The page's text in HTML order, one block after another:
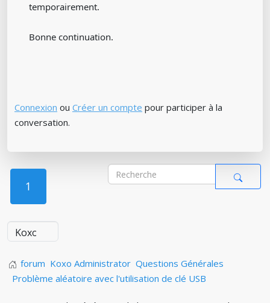
temporairement.
Bonne continuation.
Connexion ou Créer un compte pour participer à la
conversation.
1
forum Koxo Administrator Questions Générales
Problème aléatoire avec l'utilisation de clé USB